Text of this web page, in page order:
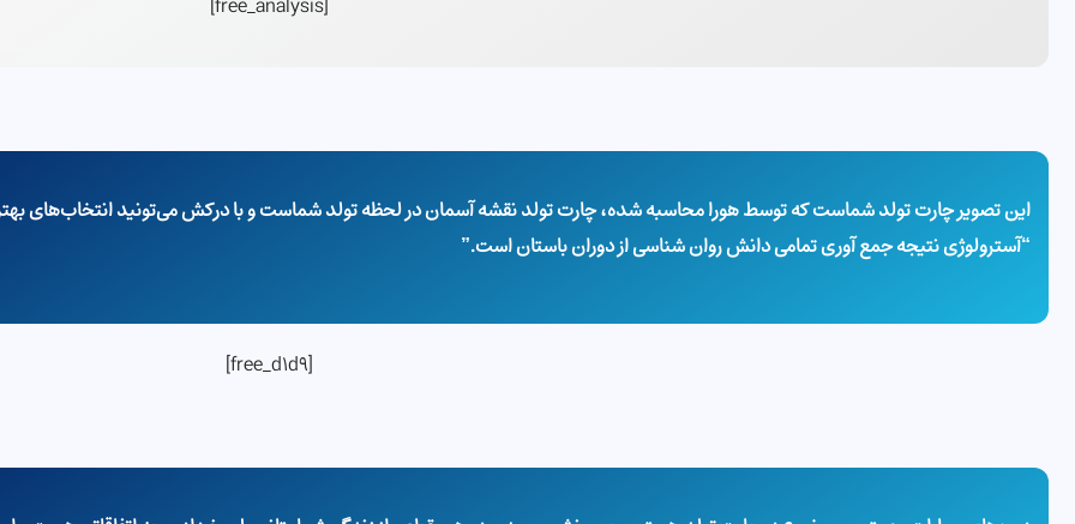
[free_analysis]
این تصویر چارت تولد شماست که توسط هورا محاسبه شده، چارت تولد نقشه آسمان در لحظه تولد شماست و با درکش می‌تونید انتخاب‌های
“آسترولوژی نتیجه جمع آوری تمامی دانش روان شناسی از دوران باستان است.”
[free_d1d9]